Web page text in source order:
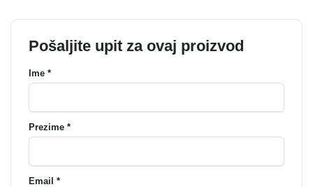
Pošaljite upit za ovaj proizvod
Ime *
Prezime *
Email *